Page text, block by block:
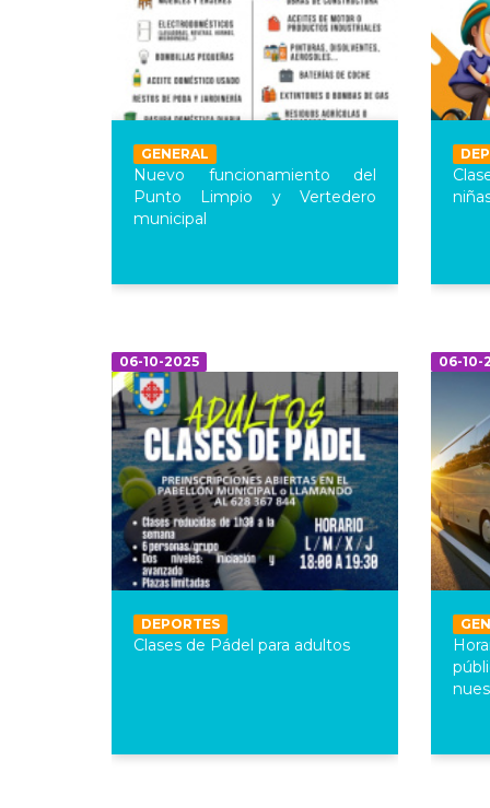
GENERAL
Nuevo funcionamiento del
Punto Limpio y Vertedero
municipal
06-10-2025
DEPORTES
Clases de Pádel para adultos
06-10-